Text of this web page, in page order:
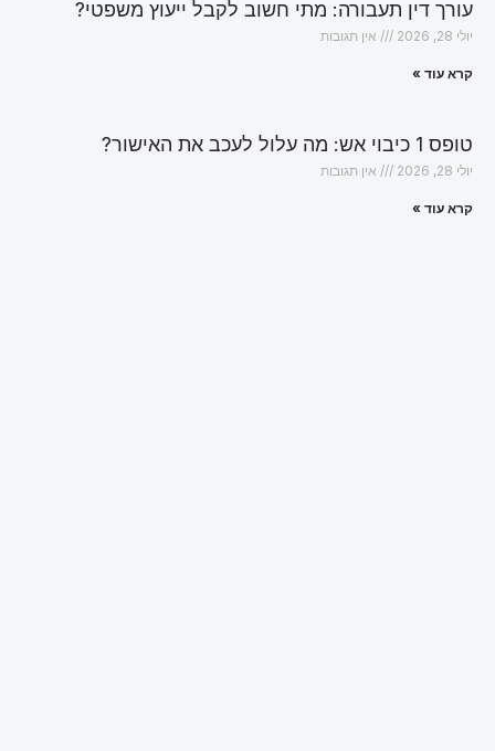
עורך דין תעבורה: מתי חשוב לקבל ייעוץ משפטי?
יולי 28, 2026 אין תגובות
קרא עוד »
טופס 1 כיבוי אש: מה עלול לעכב את האישור?
יולי 28, 2026 אין תגובות
קרא עוד »